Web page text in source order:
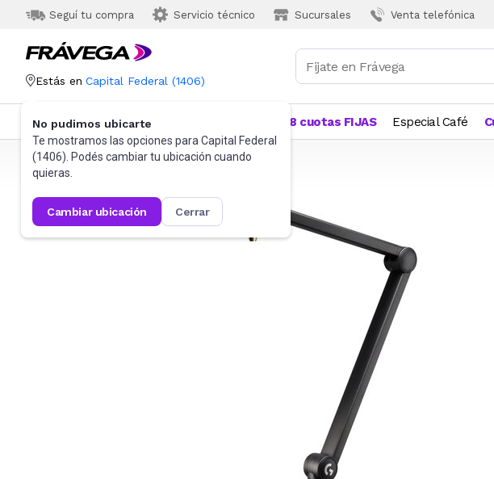
Seguí tu compra Servicio técnico Sucursales Venta telefónica
Estás en Capital Federal (1406)
No pudimos ubicarte
Te mostramos las opciones para Capital Federal
(1406). Podés cambiar tu ubicación cuando
quieras.
cambiar ubicación cerrar
Categorías Más Vendidos 18 cuotas FIJAS Especial Café
Frávega Audio Parlantes Trípodes y soportes